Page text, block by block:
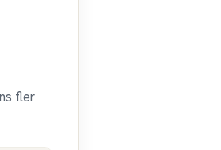
fler